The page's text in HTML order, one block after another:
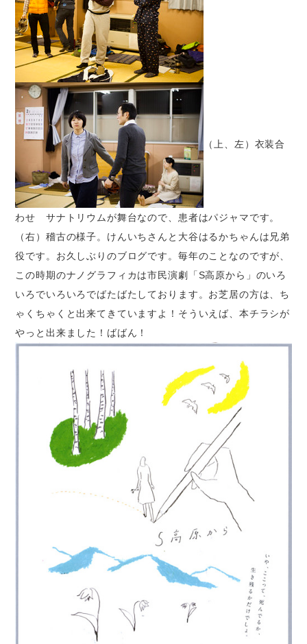
（上、左）衣装合
わせ サナトリウムが舞台なので、患者はパジャマです。
（右）稽古の様子。けんいちさんと大谷はるかちゃんは兄弟
役です。お久しぶりのブログです。毎年のことなのですが、
この時期のナノグラフィカは市民演劇「S高原から」のいろ
いろでいろいろでばたばたしております。お芝居の方は、ち
ゃくちゃくと出来てきていますよ！そういえば、本チラシが
やっと出来ました！ばばん！